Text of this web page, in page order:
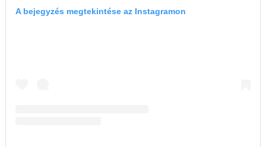
A bejegyzés megtekintése az Instagramon